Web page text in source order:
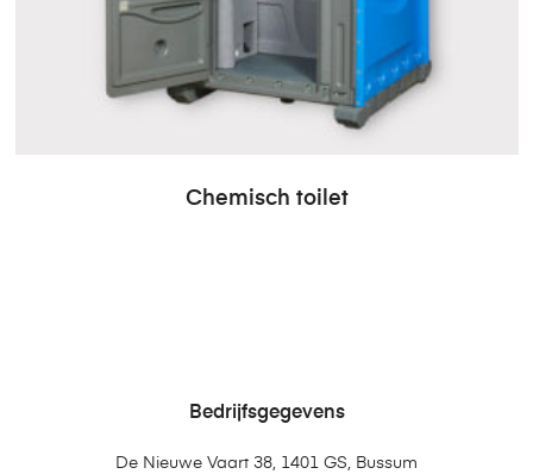
Chemisch toilet
Bedrijfsgegevens
De Nieuwe Vaart 38, 1401 GS, Bussum